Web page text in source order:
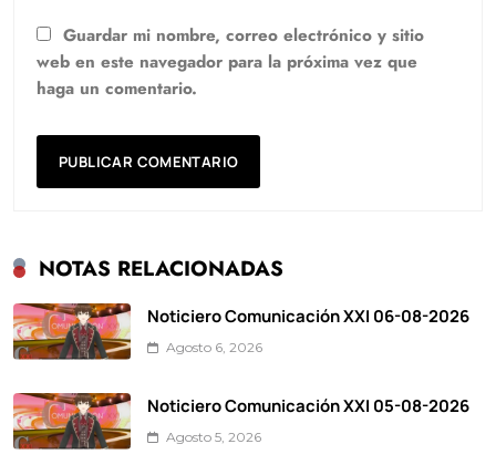
Guardar mi nombre, correo electrónico y sitio
web en este navegador para la próxima vez que
haga un comentario.
NOTAS RELACIONADAS
Noticiero Comunicación XXI 06-08-2026
Agosto 6, 2026
Noticiero Comunicación XXI 05-08-2026
Agosto 5, 2026